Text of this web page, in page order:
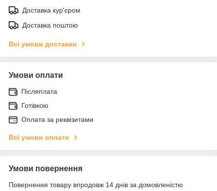
Доставка кур'єром
Доставка поштою
Всі умови доставки
Умови оплати
Післяплата
Готівкою
Оплата за реквізитами
Всі умови оплати
Умови повернення
Повернення товару впродовж 14 днів за домовленістю